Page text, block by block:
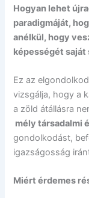
Hogyan lehet
paradigmáját,
anélkül, hogy
képességét
Ez az
vizsgálja, hogy a
a zöld átállásra
mély társadalmi
gondolkodást,
igazságosság
Miért érdemes